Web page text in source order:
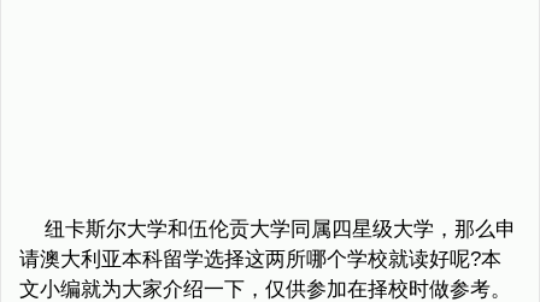
纽卡斯尔大学和伍伦贡大学同属四星级大学，那么申
请澳大利亚本科留学选择这两所哪个学校就读好呢?本
文小编就为大家介绍一下，仅供参加在择校时做参考。